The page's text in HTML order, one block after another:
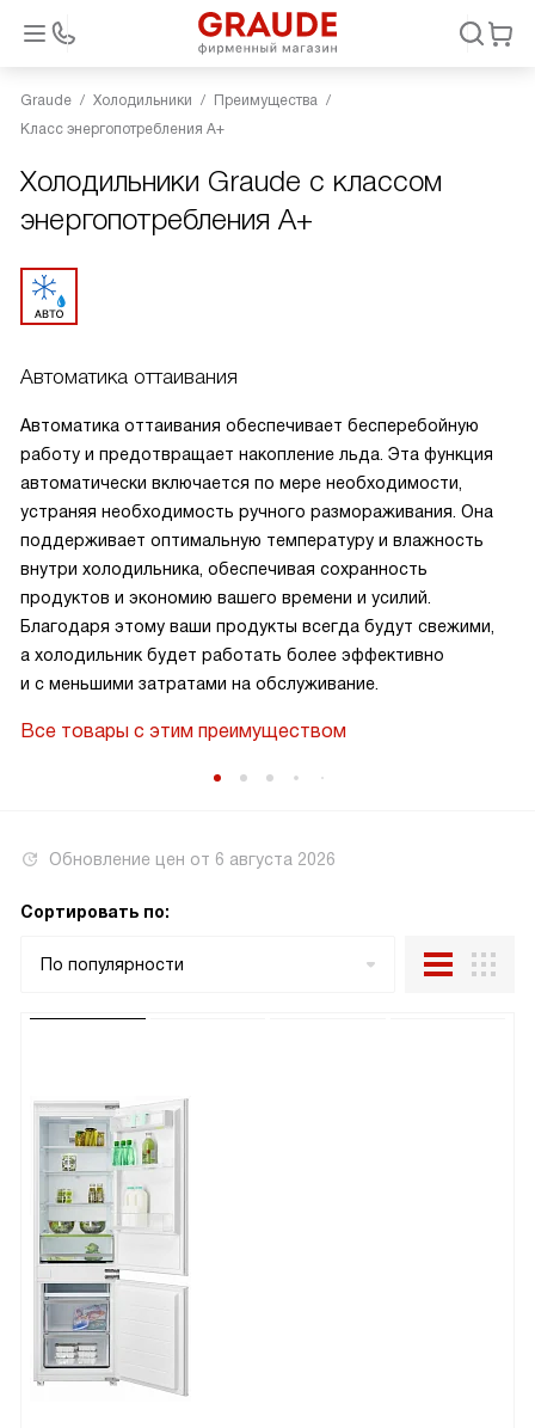
Graude Холодильники
Преимущества
Класс энергопотребления A+
Холодильники Graude с классом
энергопотребления A+
Автоматика оттаивания
Автоматика оттаивания обеспечивает бесперебойную
работу и предотвращает накопление льда. Эта функция
автоматически включается по мере необходимости,
устраняя необходимость ручного размораживания. Она
поддерживает оптимальную температуру и влажность
внутри холодильника, обеспечивая сохранность
продуктов и экономию вашего времени и усилий.
Благодаря этому ваши продукты всегда будут свежими,
а холодильник будет работать более эффективно
и с меньшими затратами на обслуживание.
Все товары с этим преимуществом
Обновление цен от 6 августа 2026
Сортировать по:
По популярности